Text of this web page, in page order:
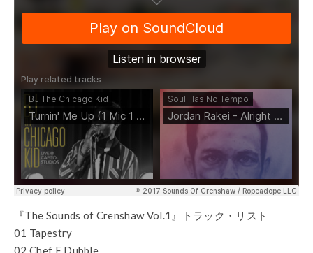
『The Sounds of Crenshaw Vol.1』トラック・リスト
01 Tapestry
02 Chef E Dubble